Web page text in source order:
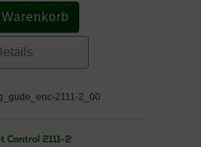
Control 2111-2